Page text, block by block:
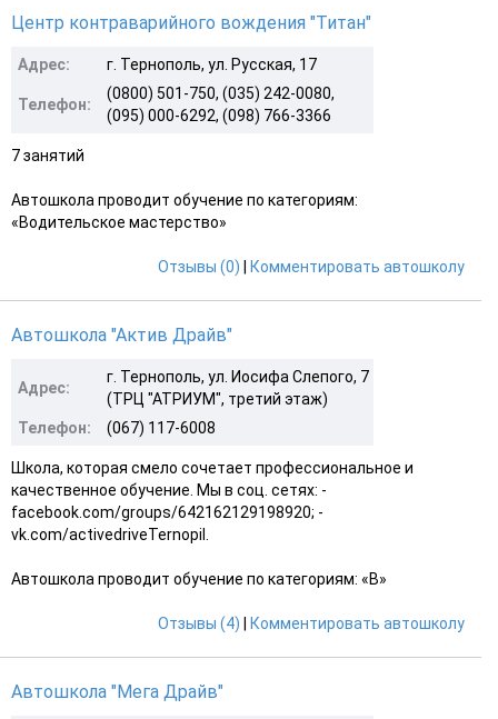
Центр контраварийного вождения "Титан"
Адрес: г. Тернополь, ул. Русская, 17
Телефон:
(0800) 501-750, (035) 242-0080,
(095) 000-6292, (098) 766-3366
7 занятий
Автошкола проводит обучение по категориям:
«Водительское мастерство»
Отзывы (0) Комментировать автошколу
Автошкола "Актив Драйв"
Адрес:
г. Тернополь, ул. Иосифа Слепого, 7
(ТРЦ "АТРИУМ", третий этаж)
Телефон:
(067) 117-6008
Школа, которая смело сочетает профессиональное и
качественное обучение. Мы в соц. сетях: -
facebook.com/groups/642162129198920; -
vk.com/activedriveTernopil.
Автошкола проводит обучение по категориям: «B»
Отзывы (4) Комментировать автошколу
Автошкола "Мега Драйв"